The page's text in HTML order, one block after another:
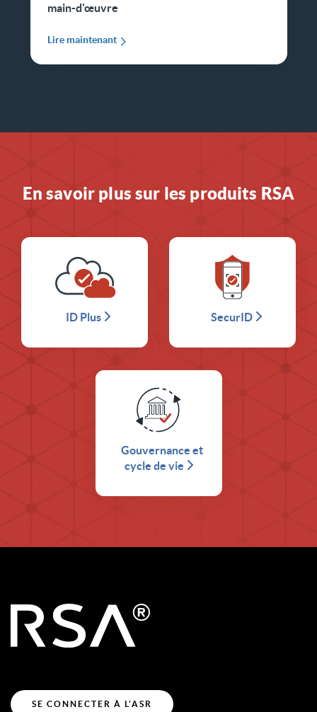
main-d'œuvre
Lire maintenant
En savoir plus sur les produits RSA
ID Plus SecurID
Gouvernance et
cycle de vie
SE CONNECTER À L'ASR